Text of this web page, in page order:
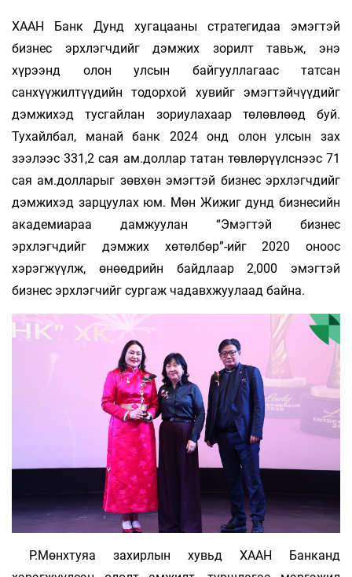
ХААН Банк Дунд хугацааны стратегидаа эмэгтэй
бизнес эрхлэгчдийг дэмжих зорилт тавьж, энэ
хүрээнд олон улсын байгууллагаас татсан
санхүүжилтүүдийн тодорхой хувийг эмэгтэйчүүдийг
дэмжихэд тусгайлан зориулахаар төлөвлөөд буй.
Тухайлбал, манай банк 2024 онд олон улсын зах
зээлээс 331,2 сая ам.доллар татан төвлөрүүлснээс 71
сая ам.долларыг зөвхөн эмэгтэй бизнес эрхлэгчдийг
дэмжихэд зарцуулах юм. Мөн Жижиг дунд бизнесийн
академиараа дамжуулан “Эмэгтэй бизнес
эрхлэгчдийг дэмжих хөтөлбөр”-ийг 2020 оноос
хэрэгжүүлж, өнөөдрийн байдлаар 2,000 эмэгтэй
бизнес эрхлэгчийг сургаж чадавхжуулаад байна.
Р.Мөнхтуяа захирлын хувьд ХААН Банканд